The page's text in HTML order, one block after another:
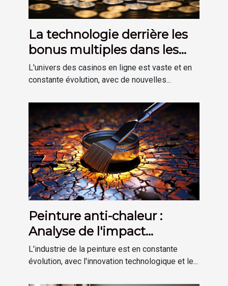
La technologie derrière les
bonus multiples dans les
casinos en ligne
L'univers des casinos en ligne est vaste et en
constante évolution, avec de nouvelles...
Peinture anti-chaleur :
Analyse de l'impact
environnemental
L'industrie de la peinture est en constante
évolution, avec l'innovation technologique et le...